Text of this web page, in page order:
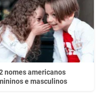
nomes americanos
e masculinos